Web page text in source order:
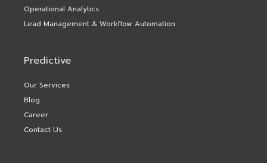
Operational Analytics
Lead Management & Workflow Automation
Predictive
Our Services
Blog
Career
Contact Us